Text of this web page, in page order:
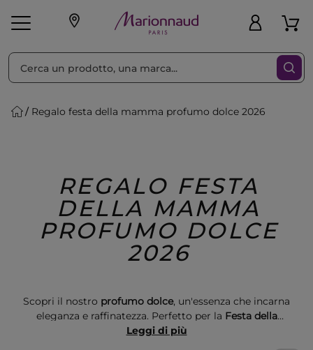
Make-up Profumi
Regalo
Regalo festa della mamma profumo dolce 2026
REGALO FESTA
DELLA MAMMA
PROFUMO DOLCE
2026
Scopri il nostro profumo dolce, un'essenza che incarna
eleganza e raffinatezza. Perfetto per la Festa della
, questo profumo è un regalo che esprime
Leggi di più
Ordina per Filtra